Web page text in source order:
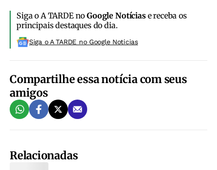
Siga o A TARDE noGoogle Notíciase receba os
principais destaques do dia.
Siga o A TARDE no Google Noticias
Compartilhe essa notícia com seus
amigos
Relacionadas